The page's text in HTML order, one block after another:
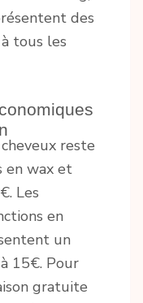
des
tous les
reste
en wax et
Les
en
un
15€. Pour
gratuite